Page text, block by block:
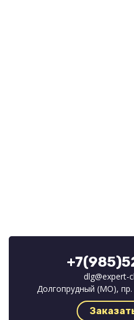
dlg@expert-
Долгопрудный (МО), пр.